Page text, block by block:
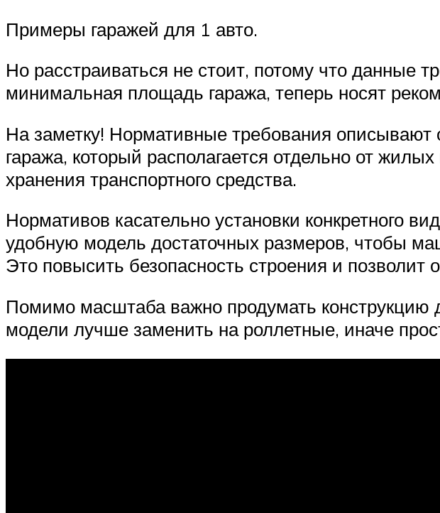
Примеры гаражей для 1 авто.
Но расстраиваться не стоит, потому что данные
минимальная площадь гаража, теперь носят
На заметку! Нормативные требования
гаража, который располагается отдельно от
хранения транспортного средства.
Нормативов касательно установки конкретного
удобную модель достаточных размеров, чтобы
Это повысить безопасность строения и позволит
Помимо масштаба важно продумать
модели лучше заменить на роллетные, иначе